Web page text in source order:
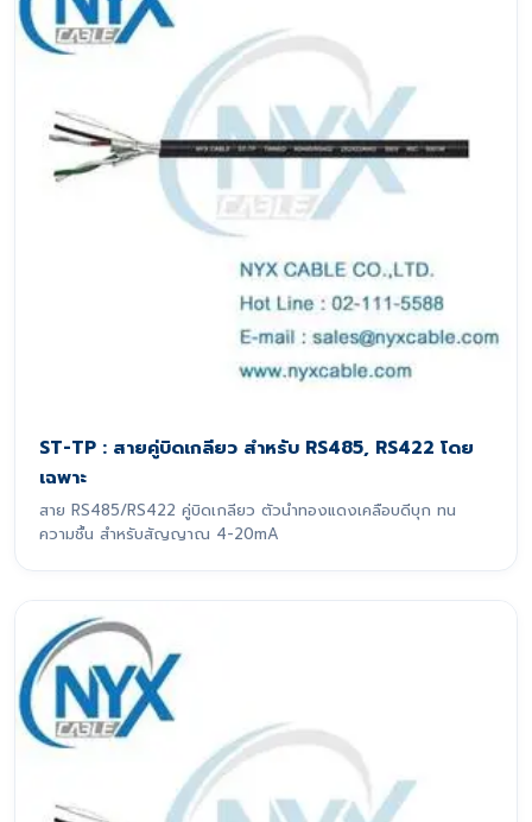
ST-TP : สายคู่บิดเกลียว สำหรับ RS485, RS422 โดย
เฉพาะ
สาย RS485/RS422 คู่บิดเกลียว ตัวนำทองแดงเคลือบดีบุก ทน
ความชื้น สำหรับสัญญาณ 4-20mA